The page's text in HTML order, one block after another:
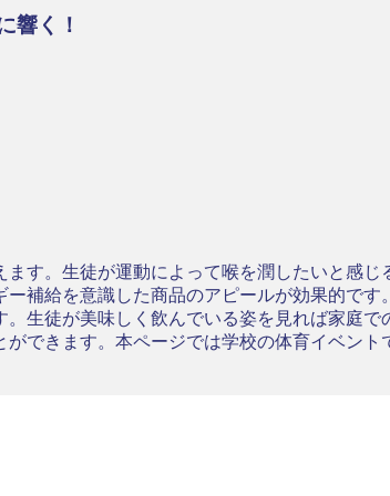
響く！
す。生徒が運動によって喉を潤したいと感
補給を意識した商品のアピールが効果的で
生徒が美味しく飲んでいる姿を見れば家庭
できます。本ページでは学校の体育イベン